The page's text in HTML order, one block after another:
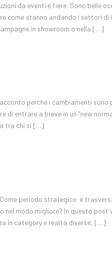
da eventi e fiere. Sono belle
come stanno andando i settori di
in showroom o nella […]
perchè i cambiamenti sono
entrare a breve in un “new
tra chi si […]
periodo strategico è
modo migliore? In questo post
in category e realtà diverse, […]